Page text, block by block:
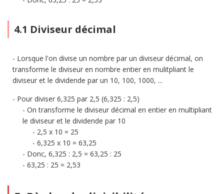
4.1 Diviseur décimal
Lorsque l'on divise un nombre par un diviseur décimal, on
transforme le diviseur en nombre entier en mulitpliant le
diviseur et le dividende par un 10, 100, 1000, ...
Pour diviser 6,325 par 2,5 (6,325 : 2,5)
On transforme le diviseur décimal en entier en multipliant
le diviseur et le dividende par 10
2,5 x 10 = 25
6,325 x 10 = 63,25
Donc, 6,325 : 2,5 = 63,25 : 25
63,25 : 25 = 2,53